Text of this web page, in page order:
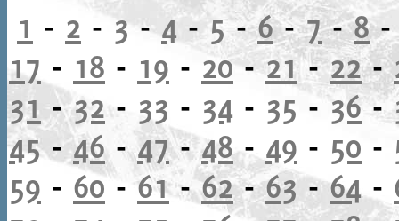
1 - 2 -3- 4 -5-6-7-8
17 - 18 - 19 - 20-21-22-
31 -32- 33 - 34 - 35 -36-
45-46-47-48- 49 - 50 -
59 - 60- 61-62-63-64-